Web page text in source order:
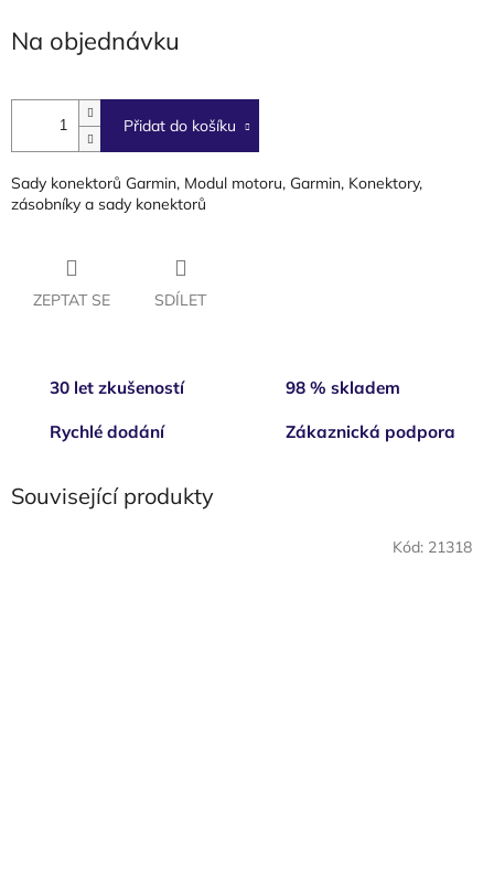
Na objednávku
Přidat do košíku
Sady konektorů Garmin, Modul motoru, Garmin, Konektory,
zásobníky a sady konektorů
ZEPTAT SE SDÍLET
30 let zkušeností 98 % skladem
Rychlé dodání Zákaznická podpora
Související produkty
Kód: 21318